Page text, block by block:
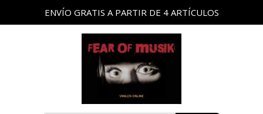
ENVÍO GRATIS A PARTIR DE 4 ARTÍCULOS